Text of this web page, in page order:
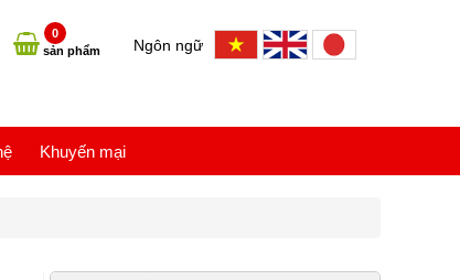
0
sản phẩm
Ngôn ngữ
Khuyến mại